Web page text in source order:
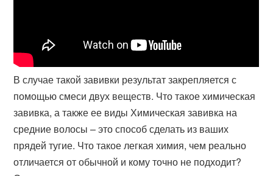
В случае такой завивки результат закрепляется с
помощью смеси двух веществ. Что такое химическая
завивка, а также ее виды Химическая завивка на
средние волосы – это способ сделать из ваших
прядей тугие. Что такое легкая химия, чем реально
отличается от обычной и кому точно не подходит?